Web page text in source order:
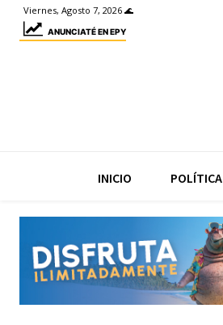
Viernes, Agosto 7, 2026 🌊
ANUNCIATÉ EN EPY
INICIO POLÍTICA